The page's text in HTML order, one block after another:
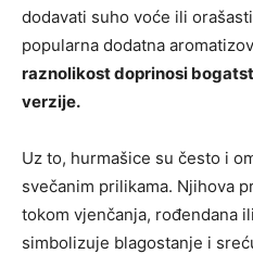
dodavati suho voće ili
popularna dodatna
raznolikost doprinosi
verzije.
Uz to, hurmašice su često i
svečanim prilikama. Njihova
tokom vjenčanja, rođendana
simbolizuje blagostanje i